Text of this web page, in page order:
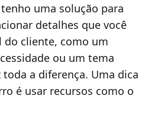
uma solução para
detalhes que você
do cliente, como um
ou um tema
a diferença. Uma dica
é usar recursos como o